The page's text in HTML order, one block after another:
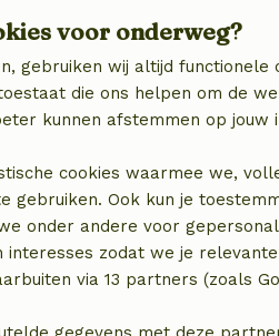
Natuurhuisje in
Overijssel, Nederland
4 personen 2
voor onderweg?
gebruiken wij altijd functionele
die ons helpen om de
kunnen afstemmen op jouw
cookies waarmee we,
gebruiken. Ook kun je
onder andere voor
zodat we je
via 13 partners (zoals